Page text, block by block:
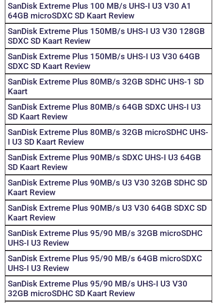
SanDisk Extreme Plus 100 MB/s UHS-I U3 V30 A1
64GB microSDXC SD Kaart Review
SanDisk Extreme Plus 150MB/s UHS-I U3 V30 128GB
SDXC SD Kaart Review
SanDisk Extreme Plus 150MB/s UHS-I U3 V30 64GB
SDXC SD Kaart Review
SanDisk Extreme Plus 80MB/s 32GB SDHC UHS-1 SD
Kaart
SanDisk Extreme Plus 80MB/s 64GB SDXC UHS-I U3
SD Kaart Review
SanDisk Extreme Plus 80MB/s 32GB microSDHC UHS-
I U3 SD Kaart Review
SanDisk Extreme Plus 90MB/s SDXC UHS-I U3 64GB
SD Kaart Review
SanDisk Extreme Plus 90MB/s U3 V30 32GB SDHC SD
Kaart Review
SanDisk Extreme Plus 90MB/s U3 V30 64GB SDXC SD
Kaart Review
SanDisk Extreme Plus 95/90 MB/s 32GB microSDHC
UHS-I U3 Review
SanDisk Extreme Plus 95/90 MB/s 64GB microSDXC
UHS-I U3 Review
SanDisk Extreme Plus 95/90 MB/s UHS-I U3 V30
32GB microSDHC SD Kaart Review